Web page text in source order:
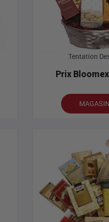
Tentation
Prix